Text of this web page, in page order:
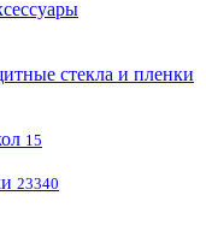
стекла и пленки
15
23340